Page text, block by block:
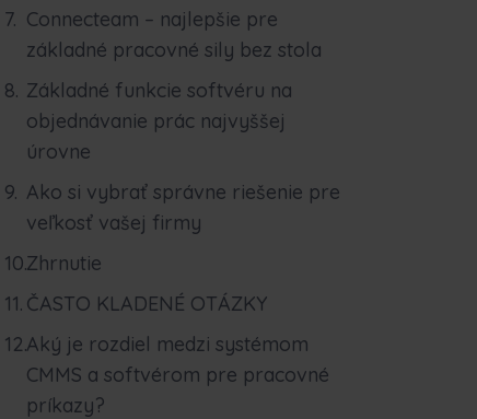
Connecteam – najlepšie pre
základné pracovné sily bez stola
Základné funkcie softvéru na
objednávanie prác najvyššej
úrovne
Ako si vybrať správne riešenie pre
veľkosť vašej firmy
Zhrnutie
ČASTO KLADENÉ OTÁZKY
Aký je rozdiel medzi systémom
CMMS a softvérom pre pracovné
príkazy?